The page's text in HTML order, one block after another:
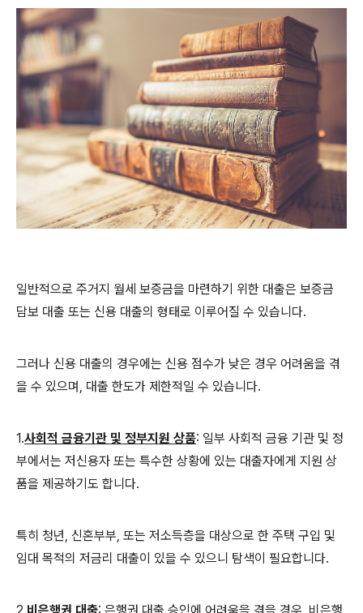
일반적으로 주거지 월세 보증금을 마련하기 위한 대출은 보증금
담보 대출 또는 신용 대출의 형태로 이루어질 수 있습니다.
그러나 신용 대출의 경우에는 신용 점수가 낮은 경우 어려움을 겪
을 수 있으며, 대출 한도가 제한적일 수 있습니다.
1.사회적 금융기관 및 정부지원 상품: 일부 사회적 금융 기관 및 정
부에서는 저신용자 또는 특수한 상황에 있는 대출자에게 지원 상
품을 제공하기도 합니다.
특히 청년, 신혼부부, 또는 저소득층을 대상으로 한 주택 구입 및
임대 목적의 저금리 대출이 있을 수 있으니 탐색이 필요합니다.